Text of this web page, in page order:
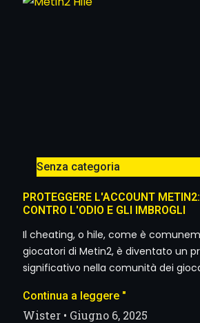
Senza categoria
PROTEGGERE L'ACCOUNT
CONTRO L'ODIO E GLI IMBROGLI
Il cheating, o hile, come è
giocatori di Metin2, è diventato un
significativo nella comunità dei
Continua a leggere "
Wister Giugno 6, 2025